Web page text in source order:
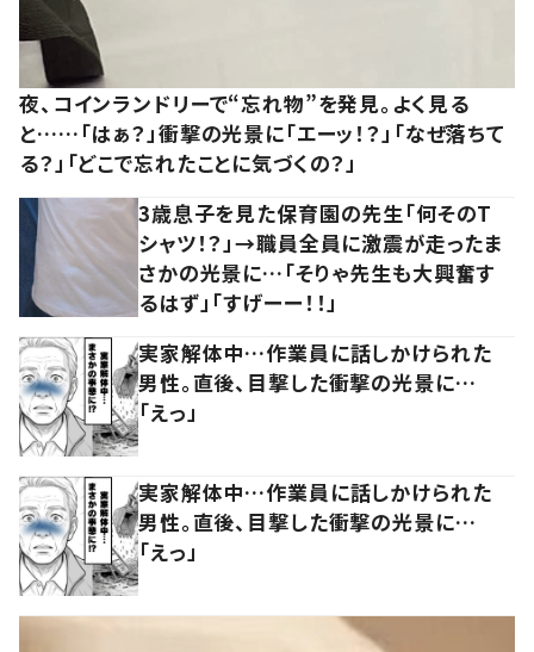
夜、コインランドリーで“忘れ物”を発見。よく見る
と……「はぁ？」衝撃の光景に「エーッ！？」「なぜ落ちて
る？」「どこで忘れたことに気づくの？」
3歳息子を見た保育園の先生「何そのT
シャツ！？」→職員全員に激震が走ったま
さかの光景に…「そりゃ先生も大興奮す
るはず」「すげーー！！」
実家解体中…作業員に話しかけられた
男性。直後、目撃した衝撃の光景に…
「えっ」
実家解体中…作業員に話しかけられた
男性。直後、目撃した衝撃の光景に…
「えっ」